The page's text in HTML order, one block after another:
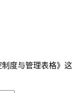
度与管理表格》这